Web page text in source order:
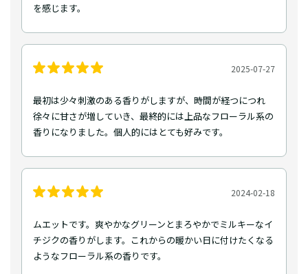
を感じます。
2025-07-27
最初は少々刺激のある香りがしますが、時間が経つにつれ
徐々に甘さが増していき、最終的には上品なフローラル系の
香りになりました。個人的にはとても好みです。
2024-02-18
ムエットです。爽やかなグリーンとまろやかでミルキーなイ
チジクの香りがします。これからの暖かい日に付けたくなる
ようなフローラル系の香りです。